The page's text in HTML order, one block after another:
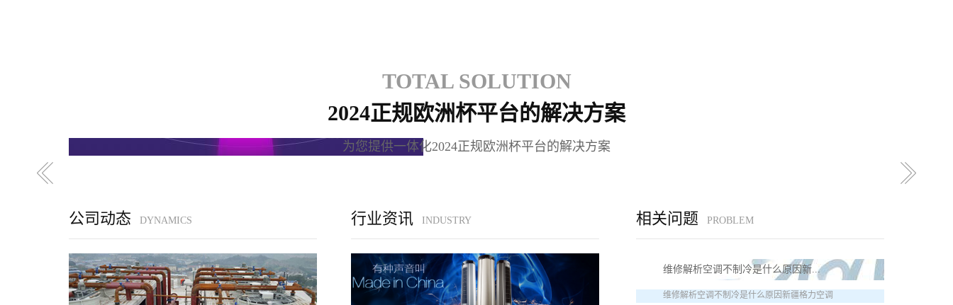
TOTAL SOLUTION
2024正规欧洲杯平台的解决方案
为您提供一体化2024正规欧洲杯平台的解决方案
公司动态 DYNAMICS 行业资讯 INDUSTRY 相关问题 PROBLEM
维修解析空调不制冷是什么原因新...
维修解析空调不制冷是什么原因新疆格力空调